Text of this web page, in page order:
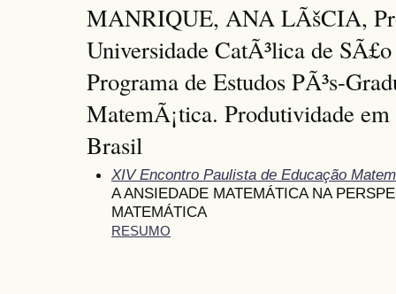
MANRIQUE, ANA LÃšCIA,
Universidade CatÃ³lica de
Programa de Estudos PÃ³s-
MatemÃ¡tica. Produtividade
Brasil
XIV Encontro Paulista de Educação
A ANSIEDADE MATEMÁTICA NA
MATEMÁTICA
RESUMO